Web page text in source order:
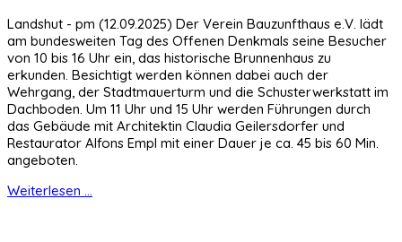
Landshut - pm (12.09.2025) Der Verein Bauzunfthaus e.V. lädt
am bundesweiten Tag des Offenen Denkmals seine Besucher
von 10 bis 16 Uhr ein, das historische Brunnenhaus zu
erkunden. Besichtigt werden können dabei auch der
Wehrgang, der Stadtmauerturm und die Schusterwerkstatt im
Dachboden. Um 11 Uhr und 15 Uhr werden Führungen durch
das Gebäude mit Architektin Claudia Geilersdorfer und
Restaurator Alfons Empl mit einer Dauer je ca. 45 bis 60 Min.
angeboten.
Weiterlesen ...